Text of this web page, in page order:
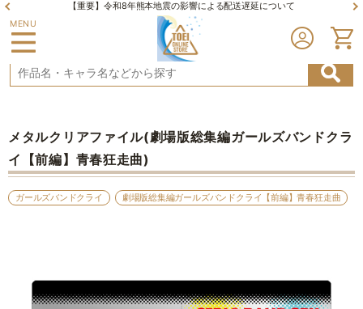
響による配送遅延について 【重要】夏季休業期間及び棚卸しに伴う
MENU
メタルクリアファイル(劇場版総集編ガールズバンドクラ
イ【前編】青春狂走曲)
ガールズバンドクライ 劇場版総集編ガールズバンドクライ【前編】青春狂走曲